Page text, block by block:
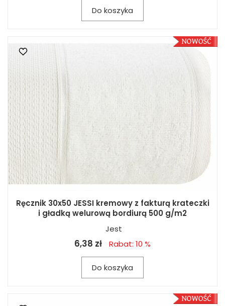
Do koszyka
Ręcznik 30x50 JESSI kremowy z fakturą krateczki
i gładką welurową bordiurą 500 g/m2
Jest
6,38 zł Rabat: 10 %
Do koszyka